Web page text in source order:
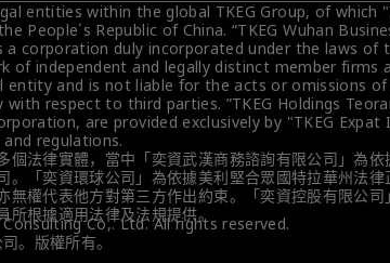
entities within the global TKEG Group, of
People´s Republic of China. “TKEG Wuhan
a corporation duly incorporated under the laws
of independent and legally distinct member firms
entity and is not liable for the acts or omissions
respect to third parties. ”TKEG Holdings
are provided exclusively by "TKEG
regulations.
個法律實體，當中「奕資武漢商務諮詢有限公司」為
。「奕資環球公司」為依據美利堅合眾國特拉華州法
無權代表他方對第三方作出約束。「奕資控股有限公
根據適用法律及法規提供。
Co,. Ltd. All rights reserved.
。版權所有。